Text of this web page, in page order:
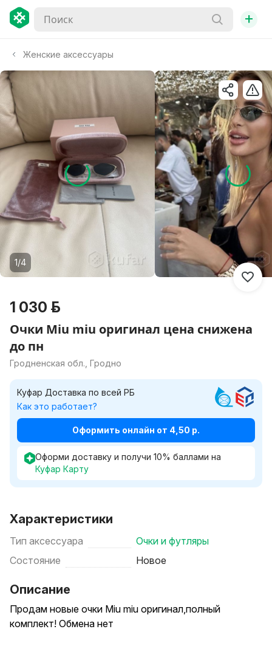
+
Женские аксессуары
1/4
1 030 р.
Очки Miu miu оригинал цена снижена
до пн
Гродненская обл., Гродно
Куфар Доставка по всей РБ
Как это работает?
Оформить онлайн от 4,50 р.
Оформи доставку и получи 10% баллами на
Куфар Карту
Характеристики
Тип аксессуара
Очки и футляры
Состояние
Новое
Описание
Продам новые очки Miu miu оригинал,полный
комплект! Обмена нет